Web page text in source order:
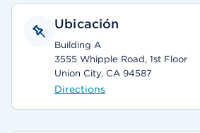
Ubicación
Building A
3555 Whipple Road, 1st Floor
Union City, CA 94587
Directions